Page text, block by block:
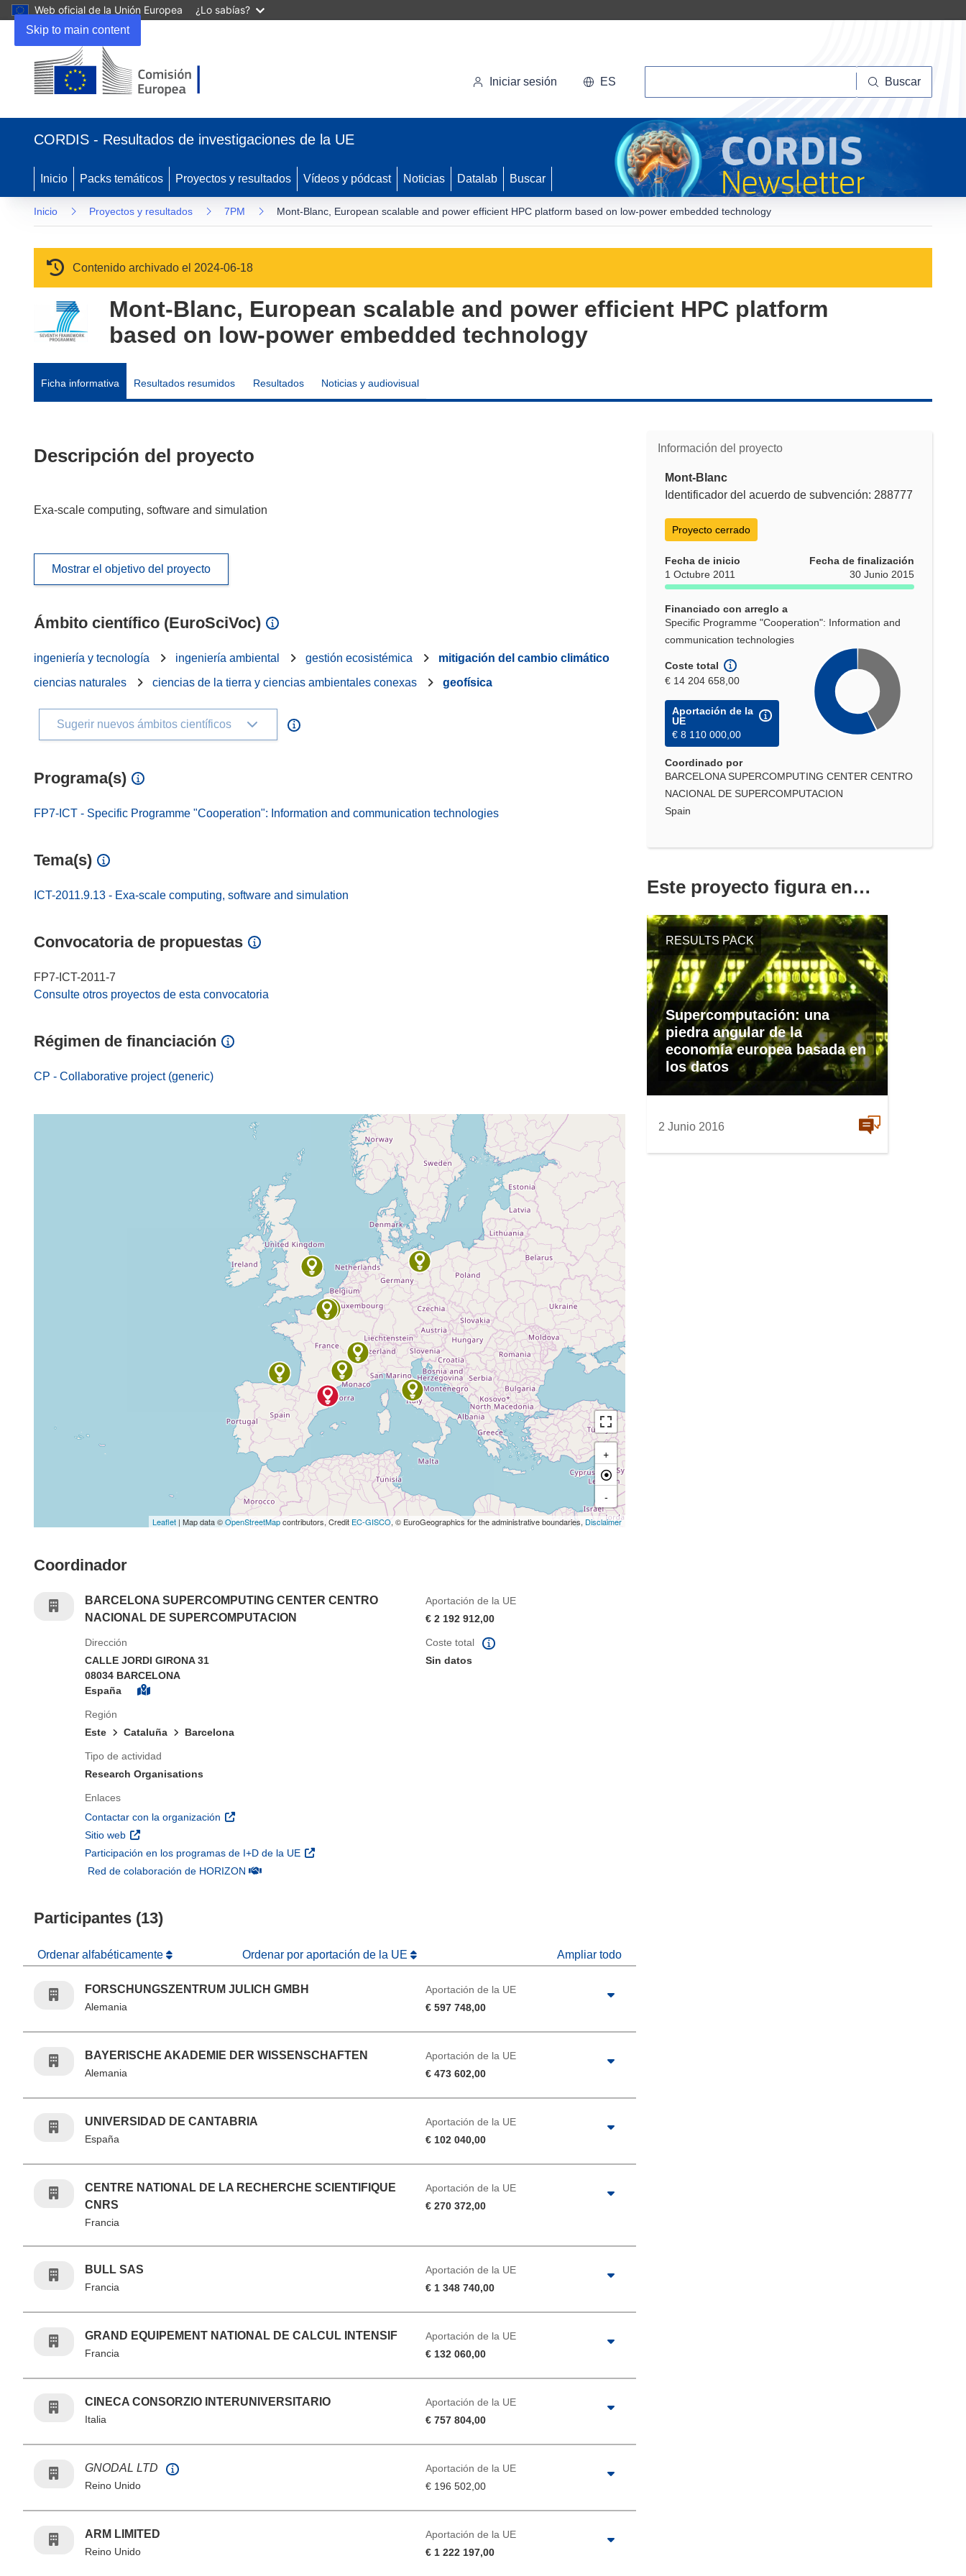
Skip to main content
Web oficial de la Unión Europea ¿Lo sabías?
Iniciar sesión ES Buscar
CORDIS - Resultados de investigaciones de la UE
Inicio Packs temáticos Proyectos y resultados Vídeos y pódcast Noticias Datalab Buscar
Inicio Proyectos y resultados 7PM Mont-Blanc, European scalable and power efficient HPC platform based on low-power embedded technology
Contenido archivado el 2024-06-18
Mont-Blanc, European scalable and power efficient HPC platform
based on low-power embedded technology
Ficha informativa Resultados resumidos Resultados Noticias y audiovisual
Información del proyecto
Mont-Blanc
Identificador del acuerdo de subvención: 288777
Proyecto cerrado
Fecha de inicio
1 Octubre 2011
Fecha de finalización
30 Junio 2015
Financiado con arreglo a
Specific Programme "Cooperation": Information and
communication technologies
Coste total
€ 14 204 658,00
Aportación de la
UE
€ 8 110 000,00
Coordinado por
BARCELONA SUPERCOMPUTING CENTER CENTRO
NACIONAL DE SUPERCOMPUTACION
Spain
Este proyecto figura en…
RESULTS PACK
Supercomputación: una
piedra angular de la
economía europea basada en
los datos
2 Junio 2016
Descripción del proyecto
Exa-scale computing, software and simulation
Mostrar el objetivo del proyecto
Ámbito científico (EuroSciVoc)
ingeniería y tecnología ingeniería ambiental gestión ecosistémica
mitigación del cambio climático
ciencias naturales
ciencias de la tierra y ciencias ambientales conexas geofísica
Sugerir nuevos ámbitos científicos
Programa(s)
FP7-ICT - Specific Programme "Cooperation": Information and communication technologies
Tema(s)
ICT-2011.9.13 - Exa-scale computing, software and simulation
Convocatoria de propuestas
FP7-ICT-2011-7
Consulte otros proyectos de esta convocatoria
Régimen de financiación
CP - Collaborative project (generic)
+
-
Leaflet | Map data ©OpenStreetMapcontributors, Credit EC-GISCO, © EuroGeographics for the administrative boundaries, Disclaimer
Coordinador
BARCELONA SUPERCOMPUTING CENTER CENTRO
NACIONAL DE SUPERCOMPUTACION
Aportación de la UE
€ 2 192 912,00
Dirección
CALLE JORDI GIRONA 31
08034 BARCELONA
España
Región
Este
Cataluña Barcelona
Tipo de actividad
Research Organisations
Enlaces
Contactar con la organización (se abrirá en una nueva ventana)
Sitio web (se abrirá en una nueva ventana)
Participación en los programas de I+D de la UE (se abrirá en una nueva ventana)
Red de colaboración de HORIZON(se abrirá en una nueva ventana)
Coste total
Sin datos
Participantes (13)
Ordenar alfabéticamente Ordenar por aportación de la UE Ampliar todo
FORSCHUNGSZENTRUM JULICH GMBH
Alemania
Aportación de la UE
€ 597 748,00
BAYERISCHE AKADEMIE DER WISSENSCHAFTEN
Alemania
Aportación de la UE
€ 473 602,00
UNIVERSIDAD DE CANTABRIA
España
Aportación de la UE
€ 102 040,00
CENTRE NATIONAL DE LA RECHERCHE SCIENTIFIQUE
CNRS
Francia
Aportación de la UE
€ 270 372,00
BULL SAS
Francia
Aportación de la UE
€ 1 348 740,00
GRAND EQUIPEMENT NATIONAL DE CALCUL INTENSIF
Francia
Aportación de la UE
€ 132 060,00
CINECA CONSORZIO INTERUNIVERSITARIO
Italia
Aportación de la UE
€ 757 804,00
GNODAL LTD
Reino Unido
Aportación de la UE
€ 196 502,00
ARM LIMITED
Reino Unido
Aportación de la UE
€ 1 222 197,00